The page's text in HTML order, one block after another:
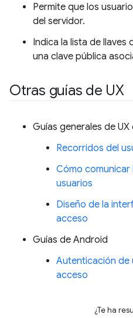
Permite que los
del servidor.
Indica la lista de llaves
una clave pública
Otras guías de UX
Guías generales de
Recorridos del
Cómo comunicar
usuarios
Diseño de la
acceso
Guías de Android
Autenticación de
acceso
¿Te ha